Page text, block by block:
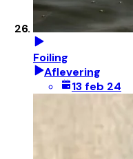
Foiling
Aflevering
13 feb 24